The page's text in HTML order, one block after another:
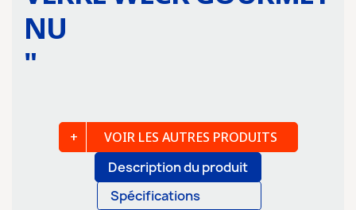
NU
"
Description du produit
Spécifications
VOIR LES AUTRES PRODUITS